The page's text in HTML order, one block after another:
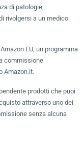
di patologie,
rivolgersi a un medico.
EU, un programma
commissione
Amazon.it.
prodotti che puoi
attraverso uno dei
senza alcuna